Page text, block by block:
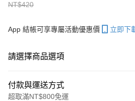
NT$420
App 結帳可享專屬活動優惠價 立即下
請選擇商品選項
付款與運送方式
超取滿NT$800免運